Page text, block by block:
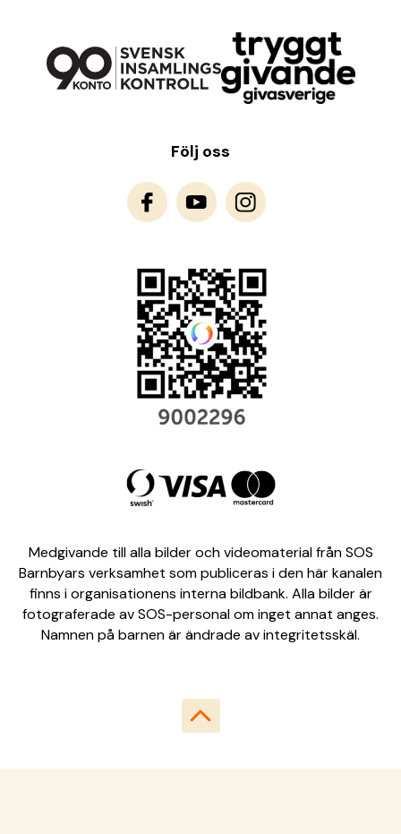
Följ oss
Medgivande till alla bilder och videomaterial från SOS
Barnbyars verksamhet som publiceras i den här kanalen
finns i organisationens interna bildbank. Alla bilder är
fotograferade av SOS-personal om inget annat anges.
Namnen på barnen är ändrade av integritetsskäl.